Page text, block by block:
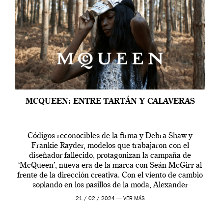
MCQUEEN: ENTRE TARTÁN Y CALAVERAS
Códigos reconocibles de la firma y Debra Shaw y
Frankie Rayder, modelos que trabajaron con el
diseñador fallecido, protagonizan la campaña de
‘McQueen’, nueva era de la marca con Seán McGirr al
frente de la dirección creativa. Con el viento de cambio
soplando en los pasillos de la moda, Alexander
McQueen se prepara para una […]
21 / 02 / 2024 — VER MÁS